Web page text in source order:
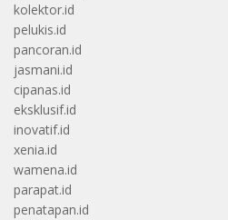
kolektor.id
pelukis.id
pancoran.id
jasmani.id
cipanas.id
eksklusif.id
inovatif.id
xenia.id
wamena.id
parapat.id
penatapan.id